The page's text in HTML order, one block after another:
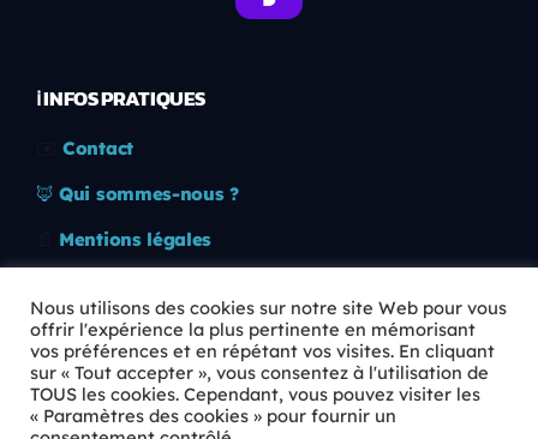
ℹ️ INFOS PRATIQUES
Contact
🦊 Qui sommes-nous ?
Mentions légales
🛡️ RGPD
Copyright © 2026 Animkids. Tous droits réservés.
Nous utilisons des cookies sur notre site Web pour vous
offrir l'expérience la plus pertinente en mémorisant
vos préférences et en répétant vos visites. En cliquant
sur « Tout accepter », vous consentez à l'utilisation de
TOUS les cookies. Cependant, vous pouvez visiter les
« Paramètres des cookies » pour fournir un